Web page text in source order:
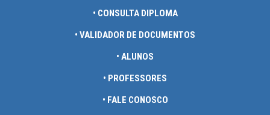
• CONSULTA DIPLOMA
• VALIDADOR DE DOCUMENTOS
• ALUNOS
• PROFESSORES
• FALE CONOSCO